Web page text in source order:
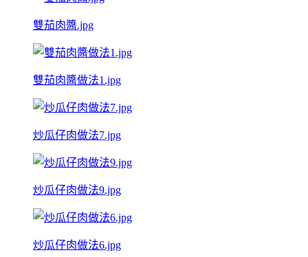
雙茄肉醬.jpg
雙茄肉醬做法1.jpg
炒瓜仔肉做法7.jpg
炒瓜仔肉做法9.jpg
炒瓜仔肉做法6.jpg